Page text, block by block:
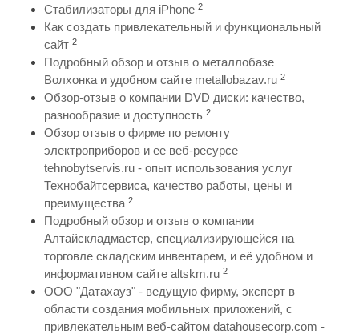
Стабилизаторы для iPhone 2
Как создать привлекательный и функциональный
сайт 2
Подробный обзор и отзыв о металлобазе
Волхонка и удобном сайте metallobazav.ru 2
Обзор-отзыв о компании DVD диски: качество,
разнообразие и доступность 2
Обзор отзыв о фирме по ремонту
электроприборов и ее веб-ресурсе
tehnobytservis.ru - опыт использования услуг
Технобайтсервиса, качество работы, цены и
преимущества 2
Подробный обзор и отзыв о компании
Алтайскладмастер, специализирующейся на
торговле складским инвентарем, и её удобном и
информативном сайте altskm.ru 2
ООО "Датахауз" - ведущую фирму, эксперт в
области создания мобильных приложений, с
привлекательным веб-сайтом datahousecorp.com -